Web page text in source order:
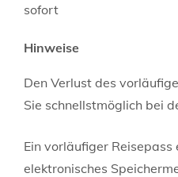
sofort
Hinweise
Den Verlust des
Sie schnellstmöglich bei
Ein vorläufiger Reisepass
elektronisches